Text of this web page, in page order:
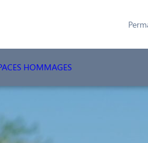
HOMMAGES